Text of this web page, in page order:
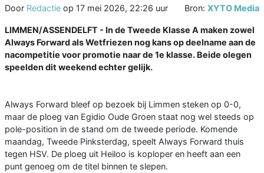
Door Redactie op 17 mei 2026, 22:26 uur Bron: XYTO Media
LIMMEN/ASSENDELFT - In de Tweede Klasse A maken zowel
Always Forward als Wetfriezen nog kans op deelname aan de
nacompetitie voor promotie naar de 1e klasse. Beide olegen
speelden dit weekend echter gelijk.
Always Forward bleef op bezoek bij Limmen steken op 0-0,
maar de ploeg van Egidio Oude Groen staat nog wel steeds op
pole-position in de stand om de tweede periode. Komende
maandag, Tweede Pinksterdag, speelt Always Forward thuis
tegen HSV. De ploeg uit Heiloo is koploper en heeft aan een
punt genoeg om de titel binnen te slepen.